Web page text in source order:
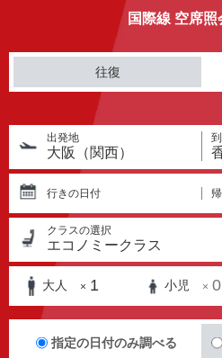
国際線 空席
往復
出発地
大阪（関西）
行きの日付
クラスの選択
エコノミークラス
大人 × 1 小児 × 0
指定の日付のみ調べる